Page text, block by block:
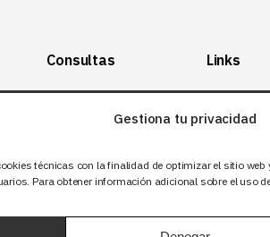
Gestiona tu privacidad
técnicas con la finalidad de optimizar el sitio
Para obtener información adicional sobre el uso
Consultas
+34 966 28 88
12
info@bjflighting.com
Links
Mapa del
Aviso legal
privacidad